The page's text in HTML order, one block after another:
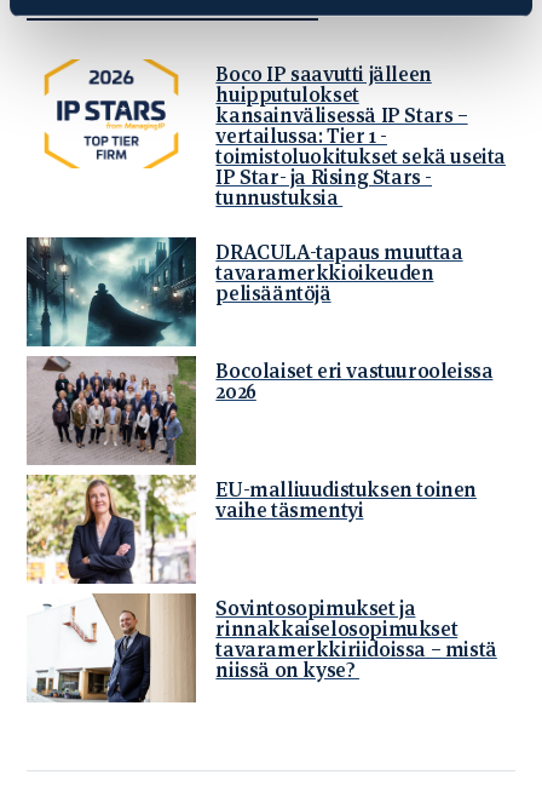
Boco IP saavutti jälleen
huipputulokset
kansainvälisessä IP Stars –
vertailussa: Tier 1 -
toimistoluokitukset sekä useita
IP Star- ja Rising Stars -
tunnustuksia
DRACULA-tapaus muuttaa
tavaramerkkioikeuden
pelisääntöjä
Bocolaiset eri vastuurooleissa
2026
EU-malliuudistuksen toinen
vaihe täsmentyi
Sovintosopimukset ja
rinnakkaiselosopimukset
tavaramerkkiriidoissa – mistä
niissä on kyse?